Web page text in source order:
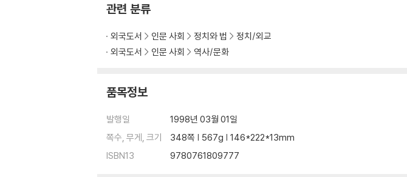
관련 분류
외국도서 인문 사회 정치와 법
정치/외교
외국도서
인문 사회 역사/문화
품목정보
발행일
1998년 03월 01일
쪽수, 무게, 크기
348쪽 | 567g | 146*222*13mm
ISBN13
9780761809777